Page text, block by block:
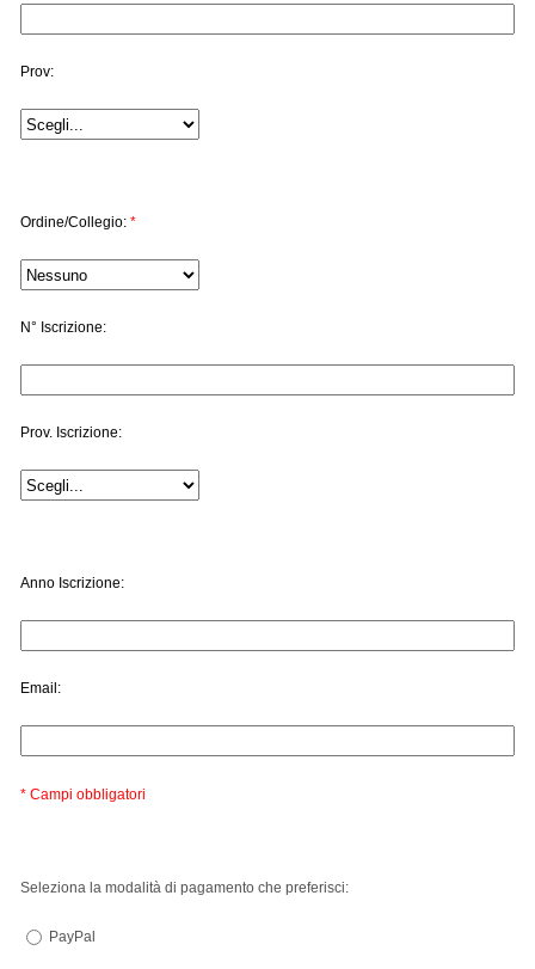
Prov:
Ordine/Collegio:*
N° Iscrizione:
Prov. Iscrizione:
Anno Iscrizione:
Email:
* Campi obbligatori
Seleziona la modalità di pagamento che preferisci:
PayPal